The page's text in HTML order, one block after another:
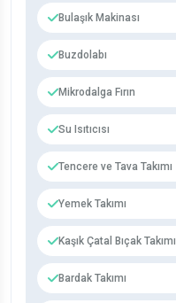
Bulaşık Makinası
Buzdolabı
Mikrodalga Fırın
Su Isıtıcısı
Tencere ve Tava Takımı
Yemek Takımı
Kaşık Çatal Bıçak Takımı
Bardak Takımı